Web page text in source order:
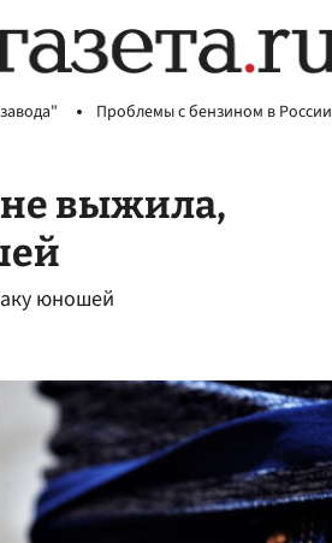
Проблемы с бензином в России
не выжила,
юношей